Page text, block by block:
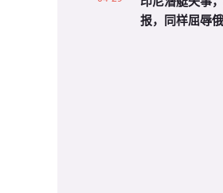
报，同样屈辱